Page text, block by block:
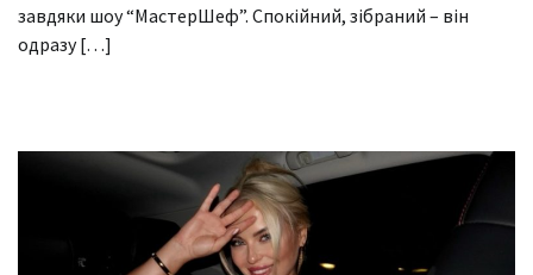
завдяки шоу “МастерШеф”. Спокійний, зібраний – він
одразу […]